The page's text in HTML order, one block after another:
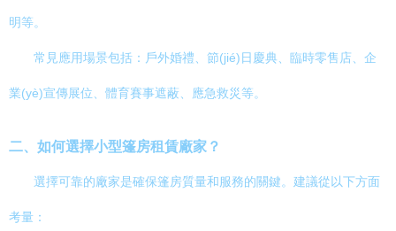
明等。
常見應用場景包括：戶外婚禮、節(jié)日慶典、臨時零售店、企
業(yè)宣傳展位、體育賽事遮蔽、應急救災等。
二、如何選擇小型篷房租賃廠家？
選擇可靠的廠家是確保篷房質量和服務的關鍵。建議從以下方面
考量：